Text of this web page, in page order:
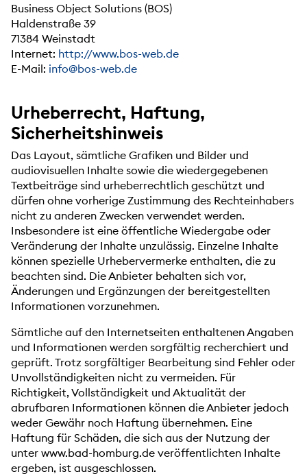
Business Object Solutions (BOS)
Haldenstraße 39
71384 Weinstadt
Internet: http://www.bos-web.de
E-Mail: info@bos-web.de
Urheberrecht, Haftung,
Sicherheitshinweis
Das Layout, sämtliche Grafiken und Bilder und
audiovisuellen Inhalte sowie die wiedergegebenen
Textbeiträge sind urheberrechtlich geschützt und
dürfen ohne vorherige Zustimmung des Rechteinhabers
nicht zu anderen Zwecken verwendet werden.
Insbesondere ist eine öffentliche Wiedergabe oder
Veränderung der Inhalte unzulässig. Einzelne Inhalte
können spezielle Urhebervermerke enthalten, die zu
beachten sind. Die Anbieter behalten sich vor,
Änderungen und Ergänzungen der bereitgestellten
Informationen vorzunehmen.
Sämtliche auf den Internetseiten enthaltenen Angaben
und Informationen werden sorgfältig recherchiert und
geprüft. Trotz sorgfältiger Bearbeitung sind Fehler oder
Unvollständigkeiten nicht zu vermeiden. Für
Richtigkeit, Vollständigkeit und Aktualität der
abrufbaren Informationen können die Anbieter jedoch
weder Gewähr noch Haftung übernehmen. Eine
Haftung für Schäden, die sich aus der Nutzung der
unter www.bad-homburg.de veröffentlichten Inhalte
ergeben, ist ausgeschlossen.